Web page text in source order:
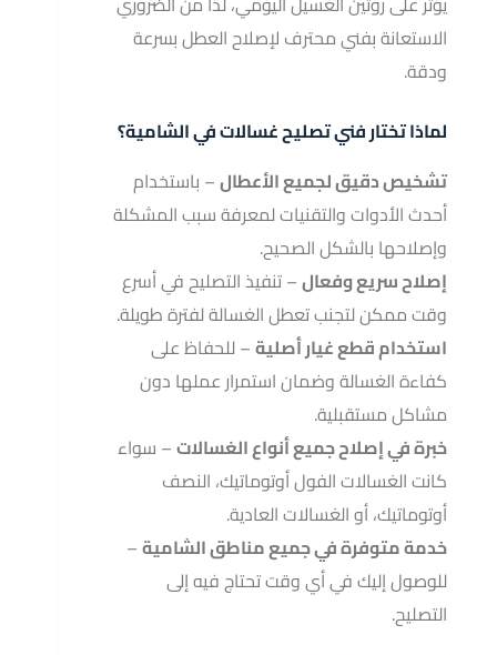
الاستعانة بفني محترف لإصلاح العطل بسرعة
ودقة.
لماذا تختار فني تصليح غسالات في الشامية؟
تشخيص دقيق لجميع الأعطال– باستخدام
أحدث الأدوات والتقنيات لمعرفة سبب المشكلة
وإصلاحها بالشكل الصحيح.
إصلاح سريع وفعال– تنفيذ التصليح في أسرع
وقت ممكن لتجنب تعطل الغسالة لفترة طويلة.
استخدام قطع غيار أصلية– للحفاظ على
كفاءة الغسالة وضمان استمرار عملها دون
مشاكل مستقبلية.
خبرة في إصلاح جميع أنواع الغسالات– سواء
كانت الغسالات الفول أوتوماتيك، النصف
أوتوماتيك، أو الغسالات العادية.
خدمة متوفرة في جميع مناطق الشامية–
للوصول إليك في أي وقت تحتاج فيه إلى
التصليح.